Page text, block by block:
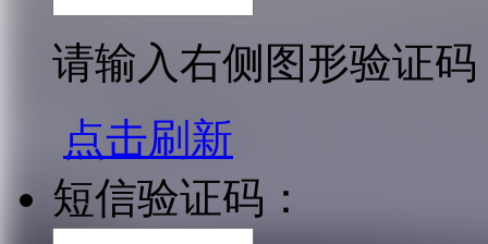
请输入右侧图形验证码
点击刷新
短信验证码：